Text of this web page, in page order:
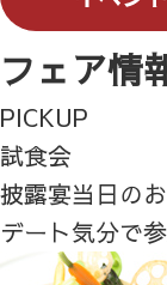
フェア情
PICKUP
試食会
披露宴当日の
デート気分で